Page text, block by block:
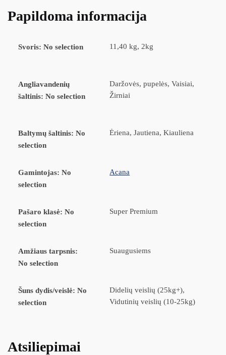
Papildoma informacija
Svoris: No selection 11,40 kg, 2kg
Angliavandenių
šaltinis: No selection
Daržovės, pupelės, Vaisiai,
Žirniai
Baltymų šaltinis: No
selection
Ėriena, Jautiena, Kiauliena
Gamintojas: No
selection
Acana
Pašaro klasė: No
selection
Super Premium
Amžiaus tarpsnis:
No selection
Suaugusiems
Šuns dydis/veislė: No
selection
Didelių veislių (25kg+),
Vidutinių veislių (10-25kg)
Atsiliepimai